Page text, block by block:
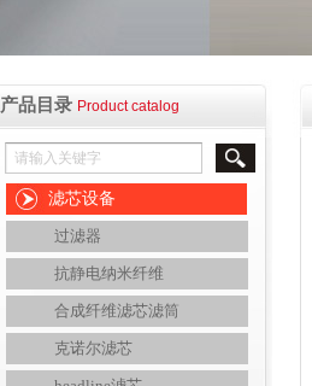
产品目录 Product catalog
滤芯设备
过滤器
抗静电纳米纤维
合成纤维滤芯滤筒
克诺尔滤芯